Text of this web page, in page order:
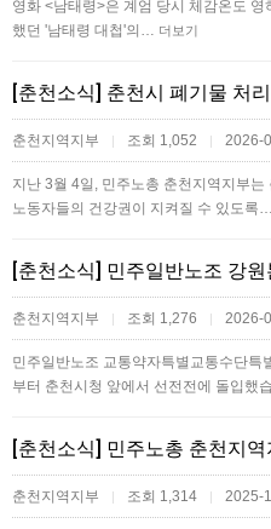
영화 <남태령>은 계엄 당시 체감온도
했던 '남태령 대첩'의… 더보기
[춘천소식] 춘천시 폐기물 처
춘천지역지부 | 조회 1,052 | 2026-
지난 3월 4일, 민주노총 춘천지역지부
노동자들의 건강권이 지켜질 수 있도록…
[춘천소식] 민주일반노조 강
춘천지역지부 | 조회 1,276 | 2026-
민주일반노조 교통약자특별교통수단
부터 춘천시청 앞에서 선전전에 돌입했
[춘천소식] 민주노총 춘천지
춘천지역지부 | 조회 1,314 | 2025-